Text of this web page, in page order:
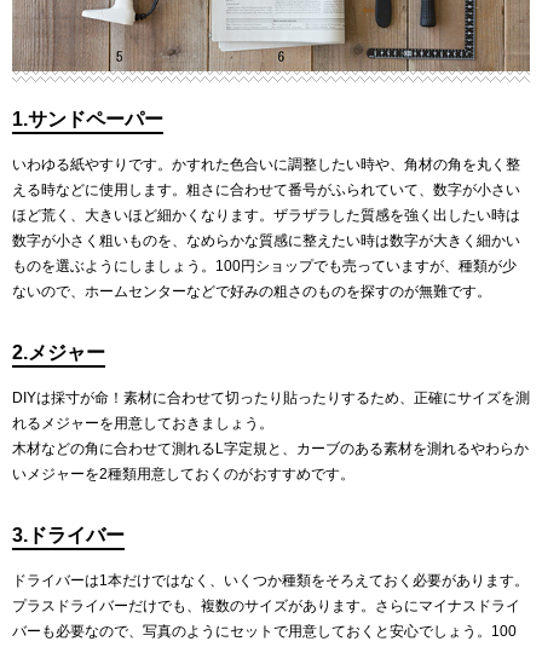
1.サンドペーパー
いわゆる紙やすりです。かすれた色合いに調整したい時や、角材の角を丸く整
える時などに使用します。粗さに合わせて番号がふられていて、数字が小さい
ほど荒く、大きいほど細かくなります。ザラザラした質感を強く出したい時は
数字が小さく粗いものを、なめらかな質感に整えたい時は数字が大きく細かい
ものを選ぶようにしましょう。100円ショップでも売っていますが、種類が少
ないので、ホームセンターなどで好みの粗さのものを探すのが無難です。
2.メジャー
DIYは採寸が命！素材に合わせて切ったり貼ったりするため、正確にサイズを測
れるメジャーを用意しておきましょう。
木材などの角に合わせて測れるL字定規と、カーブのある素材を測れるやわらか
いメジャーを2種類用意しておくのがおすすめです。
3.ドライバー
ドライバーは1本だけではなく、いくつか種類をそろえておく必要があります。
プラスドライバーだけでも、複数のサイズがあります。さらにマイナスドライ
バーも必要なので、写真のようにセットで用意しておくと安心でしょう。100